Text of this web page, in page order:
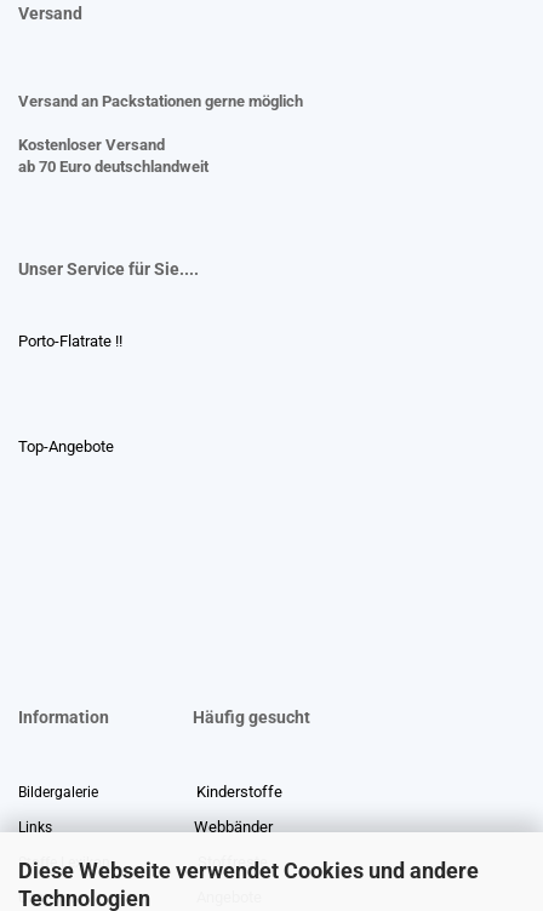
Diese Webseite verwendet Cookies und andere
Technologien
Versand
Versand an Packstationen gerne möglich
Kostenloser Versand
ab 70 Euro deutschlandweit
Unser Service für Sie....
Porto-Flatrate !!
Top-Angebote
Information Häufig gesucht
Bildergalerie Kinderstoffe
Links Webbänder
Stoffe Lexikon Stoffreste
Über uns